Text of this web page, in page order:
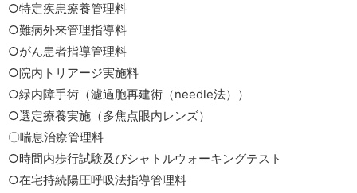
○特定疾患療養管理料
○難病外来管理指導料
○がん患者指導管理料
○院内トリアージ実施料
○緑内障手術（濾過胞再建術（needle法））
○選定療養実施（多焦点眼内レンズ）
〇喘息治療管理料
○時間内歩行試験及びシャトルウォーキングテスト
○在宅持続陽圧呼吸法指導管理料